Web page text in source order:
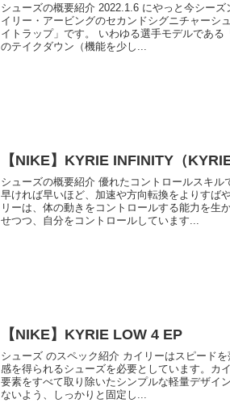
シューズの概要紹介 2022.1.6 にやっと今シーズ
イリー・アービングのセカンドシグニチャーシ
イトラップ」です。 いわゆる選手モデルである
のテイクダウン（機能を少し...
【NIKE】KYRIE INFINITY（KYRIE
シューズの概要紹介 優れたコントロールスキル
早ければ早いほど、加速や方向転換をよりすば
リーは、体の動きをコントロールする能力を生
せつつ、自分をコントロールしています...
【NIKE】KYRIE LOW 4 EP
シューズ のスペック紹介 カイリーはスピード
感を得られるシューズを必要としています。カ
要素をすべて取り除いたシンプルな軽量デザイ
ないよう、しっかりと固定し...